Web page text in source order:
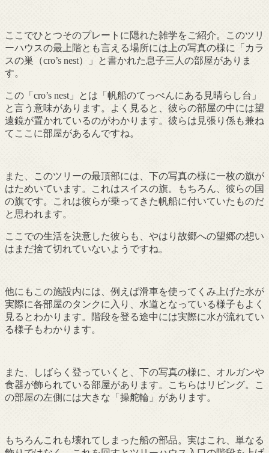
ここでひとつそのプレートに隠れた雑学をご紹介。このツリ
ーハウスの最上階とも言える場所には上の写真の様に「カラ
スの巣（cro’s nest）」と書かれた息子三人の部屋がありま
す。
この「cro’s nest」とは「帆船のてっぺんにある見晴らし台」
と言う意味があります。よく見ると、彼らの部屋の中には望
遠鏡が置かれているのがわかります。彼らは見張り係も兼ね
てここに部屋があるんですね。
また、このツリーの最頂部には、下の写真の様に一枚の旗が
はためいています。これはスイスの旗。もちろん、彼らの国
の旗です。これは彼らが乗ってきた帆船に付いていたものだ
と思われます。
ここでの生活を決意した彼らも、やはり故郷への望郷の想い
はまだ捨て切れていないようですね。
他にもこの施設内には、例えば滑車を使ってくみ上げた水が
実際に各部屋のタンクに入り、水道となっている様子もよく
見るとわかります。階段を登る途中には実際に水が流れてい
る様子もわかります。
また、しばらく登っていくと、下の写真の様に、オルガンや
食器が飾られている部屋があります。こちらはリビング。こ
の部屋の左側には大きな「操舵輪」があります。
もちろんこれも壊れてしまった船の部品。実はこれ、単なる